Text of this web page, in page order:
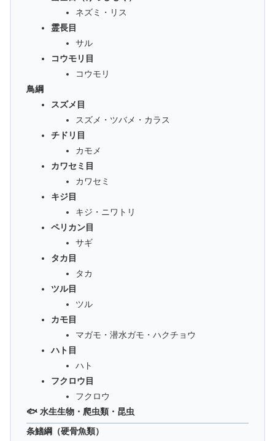
ネズミ・リス
霊長目
サル
コウモリ目
コウモリ
鳥綱
スズメ目
スズメ・ツバメ・カラス
チドリ目
カモメ
カワセミ目
カワセミ
キジ目
キジ・ニワトリ
ペリカン目
サギ
タカ目
タカ
ツル目
ツル
カモ目
マガモ・潜水ガモ・ハクチョウ
ハト目
ハト
フクロウ目
フクロウ
🐟 水生生物・爬虫類・昆虫
条鰭綱（硬骨魚類）